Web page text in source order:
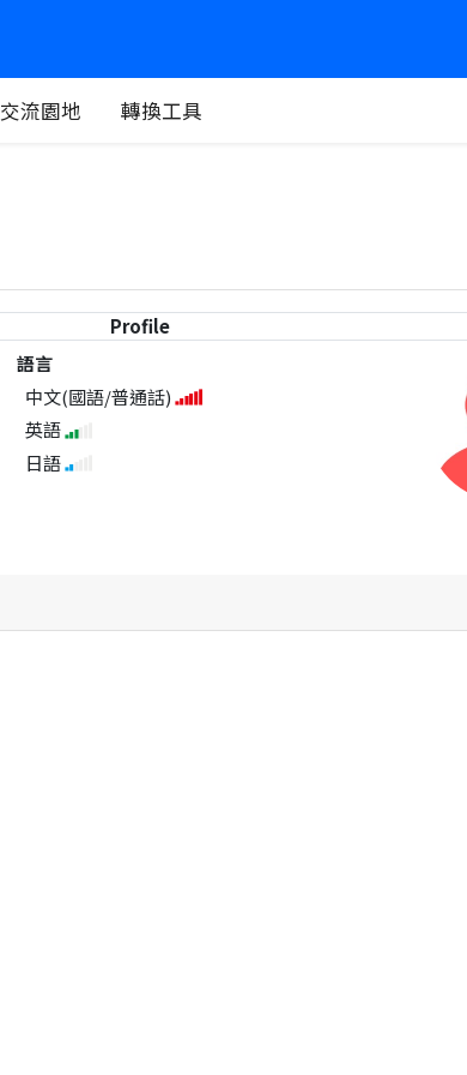
交流園地 轉換工具
Profile
語言
中文(國語/普通話)
英語
日語